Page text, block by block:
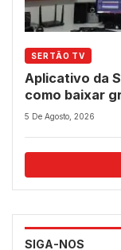
SERTÃO TV
Aplicativo da
como baixar
5 De Agosto, 2026
SIGA-NOS